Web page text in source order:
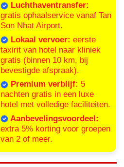
Luchthaventransfer:
gratis ophaalservice vanaf Tan
Son Nhat Airport.
Lokaal vervoer: eerste
taxirit van hotel naar kliniek
gratis (binnen 10 km, bij
bevestigde afspraak).
Premium verblijf: 5
nachten gratis in een luxe
hotel met volledige faciliteiten.
Aanbevelingsvoordeel:
extra 5% korting voor groepen
van 2 of meer.